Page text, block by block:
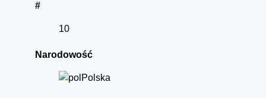
#
10
Narodowość
Polska